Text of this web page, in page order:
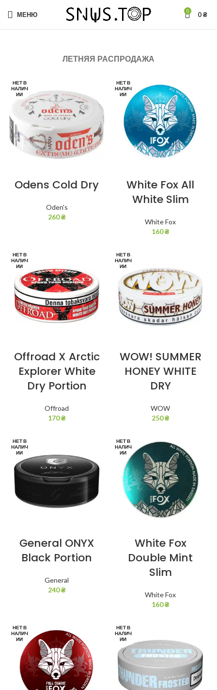
МЕНЮ 0 0₴
ЛЕТНЯЯ РАСПРОДАЖА
НЕТ В
НАЛИЧ
ИИ
Odens Cold Dry
Oden's
260₴
НЕТ В
НАЛИЧ
ИИ
White Fox All
White Slim
White Fox
160₴
НЕТ В
НАЛИЧ
ИИ
Offroad X Arctic
Explorer White
Dry Portion
Offroad
170₴
НЕТ В
НАЛИЧ
ИИ
WOW! SUMMER
HONEY WHITE
DRY
WOW
250₴
НЕТ В
НАЛИЧ
ИИ
General ONYX
Black Portion
General
240₴
НЕТ В
НАЛИЧ
ИИ
White Fox
Double Mint
Slim
White Fox
160₴
НЕТ В
НАЛИЧ
ИИ
НЕТ В
НАЛИЧ
ИИ